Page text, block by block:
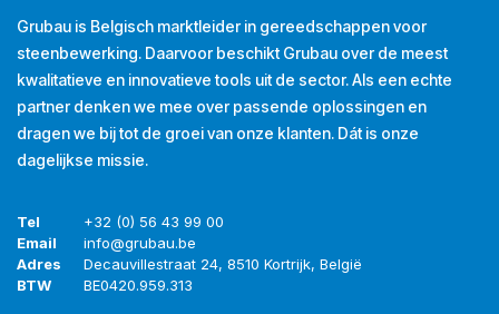
Grubau is Belgisch marktleider in gereedschappen voor
steenbewerking. Daarvoor beschikt Grubau over de meest
kwalitatieve en innovatieve tools uit de sector. Als een echte
partner denken we mee over passende oplossingen en
dragen we bij tot de groei van onze klanten. Dát is onze
dagelijkse missie.
Tel
+32 (0) 56 43 99 00
Email
info@grubau.be
Adres
Decauvillestraat 24, 8510 Kortrijk, België
BTW
BE0420.959.313